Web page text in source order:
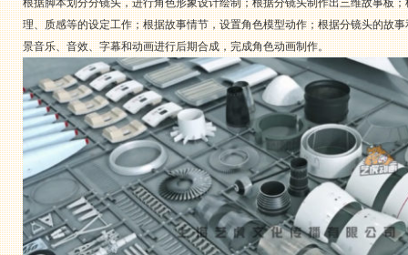
根据脚本划分分镜头，进行角色形象设计绘制；根据分镜头制作出三维故事板
理、质感等的设定工作；根据故事情节，设置角色模型动作；根据分镜头的故
景音乐、音效、字幕和动画进行后期合成，完成角色动画制作。